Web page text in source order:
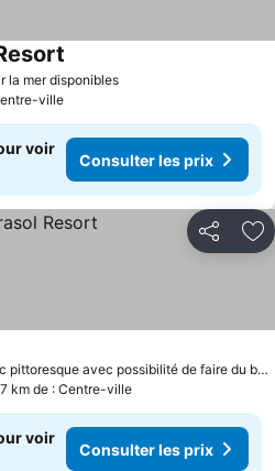
la mer disponibles
ville
voir
Consulter les prix
Partager
Lac pittoresque avec possibilité de faire du bateau et de se promener en train
km de : Centre-ville
voir
Consulter les prix